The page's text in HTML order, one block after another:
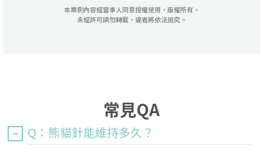
本案例內容經當事人同意授權使用，版權所有，
未經許可請勿轉載，違者將依法追究。
常見QA
Q：熊貓針能維持多久？